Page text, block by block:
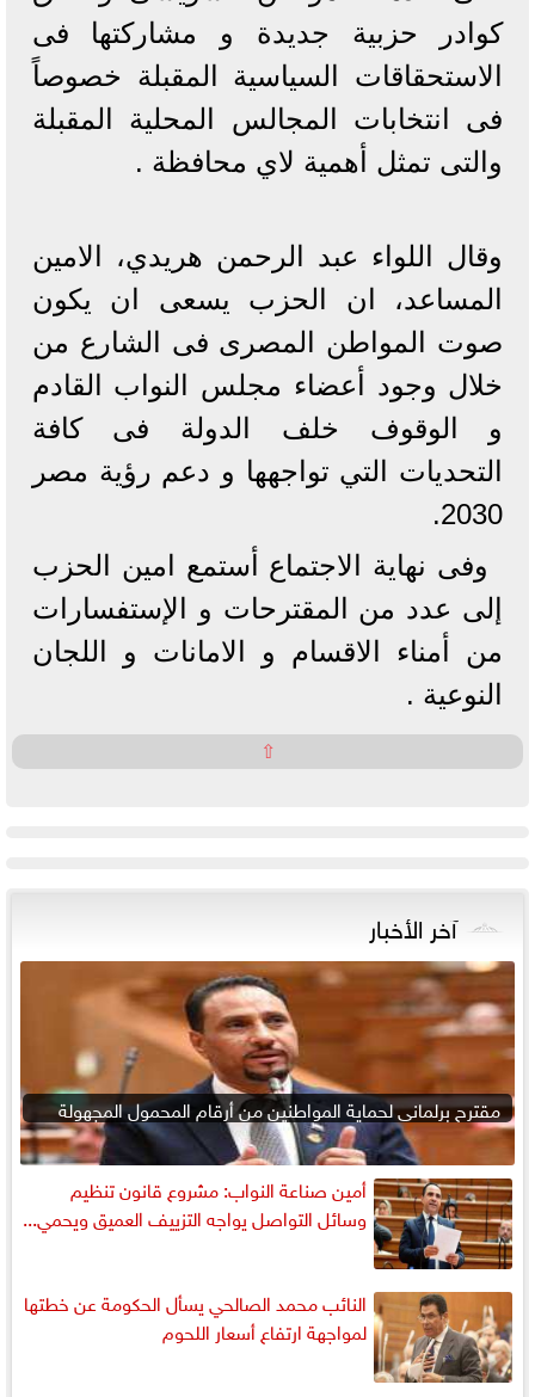
كوادر حزبية جديدة و مشاركتها فى
الاستحقاقات السياسية المقبلة خصوصاً
فى انتخابات المجالس المحلية المقبلة
والتى تمثل أهمية لاي محافظة .
وقال اللواء عبد الرحمن هريدي، الامين
المساعد، ان الحزب يسعى ان يكون
صوت المواطن المصرى فى الشارع من
خلال وجود أعضاء مجلس النواب القادم
و الوقوف خلف الدولة فى كافة
التحديات التي تواجهها و دعم رؤية مصر
2030.
وفى نهاية الاجتماع أستمع امين الحزب
إلى عدد من المقترحات و الإستفسارات
من أمناء الاقسام و الامانات و اللجان
النوعية .
⇧
آخر الأخبار
مقترح برلماني لحماية المواطنين من أرقام المحمول المجهولة
أمين صناعة النواب: مشروع قانون تنظيم
وسائل التواصل يواجه التزييف العميق ويحمي...
النائب محمد الصالحي يسأل الحكومة عن خطتها
لمواجهة ارتفاع أسعار اللحوم